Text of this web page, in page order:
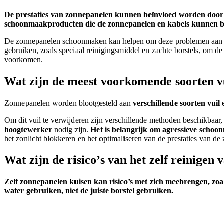
De prestaties van zonnepanelen kunnen beïnvloed worden
schoonmaakproducten die de zonnepanelen en kabels kunnen
De zonnepanelen schoonmaken kan helpen om deze problemen
gebruiken, zoals speciaal reinigingsmiddel en zachte borstels, om
voorkomen.
Wat zijn de meest voorkomende soorten
Zonnepanelen worden blootgesteld aan verschillende soorten vuil
Om dit vuil te verwijderen zijn verschillende methoden
hoogtewerker nodig zijn. Het is belangrijk om agressieve
het zonlicht blokkeren en het optimaliseren van de prestaties van de
Wat zijn de risico’s van het zelf reinigen
Zelf zonnepanelen kuisen kan risico’s met zich meebrengen,
water gebruiken, niet de juiste borstel gebruiken.